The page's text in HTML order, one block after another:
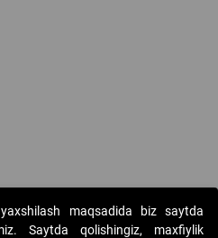
onlayn-auksionlarni tashkil etish"
maqsadida biz saytda
Saytda qolishingiz, maxfiylik